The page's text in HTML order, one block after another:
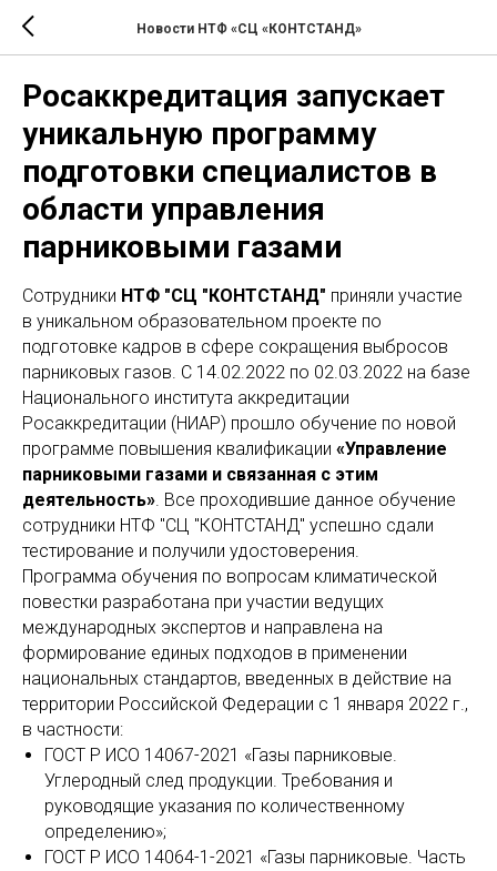
Новости НТФ «СЦ «КОНТСТАНД»
Росаккредитация запускает
уникальную программу
подготовки специалистов в
области управления
парниковыми газами
Сотрудники НТФ "СЦ "КОНТСТАНД" приняли участие
в уникальном образовательном проекте по
подготовке кадров в сфере сокращения выбросов
парниковых газов. С 14.02.2022 по 02.03.2022 на базе
Национального института аккредитации
Росаккредитации (НИАР) прошло обучение по новой
программе повышения квалификации «Управление
парниковыми газами и связанная с этим
деятельность». Все проходившие данное обучение
сотрудники НТФ "СЦ "КОНТСТАНД" успешно сдали
тестирование и получили удостоверения.
Программа обучения по вопросам климатической
повестки разработана при участии ведущих
международных экспертов и направлена на
формирование единых подходов в применении
национальных стандартов, введенных в действие на
территории Российской Федерации с 1 января 2022 г.,
в частности:
ГОСТ Р ИСО 14067-2021 «Газы парниковые.
Углеродный след продукции. Требования и
руководящие указания по количественному
определению»;
ГОСТ Р ИСО 14064-1-2021 «Газы парниковые. Часть